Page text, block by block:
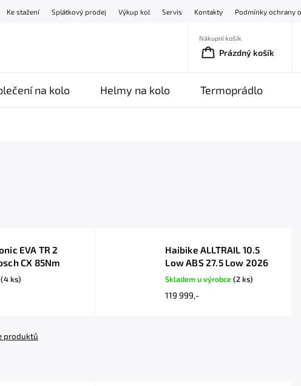
Ke stažení Splátkový prodej Výkup kol Servis Kontakty Podmínky ochrany
Nákupní košík
Prázdný košík
na kolo Helmy na kolo Termoprádlo
EVA TR 2
CX 85Nm
(4 ks)
Haibike ALLTRAIL 10.5
Low ABS 27.5 Low 2026
Skladem u výrobce(2 ks)
119 999,-
produktů